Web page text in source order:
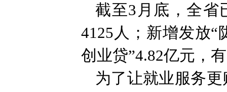
截至3月底，全省
4125人；新增发放“
创业贷”4.82亿元，
为了让就业服务